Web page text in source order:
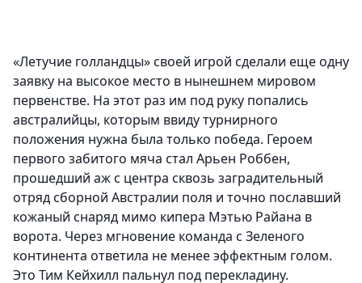
«Летучие голландцы» своей игрой сделали еще одну
заявку на высокое место в нынешнем мировом
первенстве. На этот раз им под руку попались
австралийцы, которым ввиду турнирного
положения нужна была только победа. Героем
первого забитого мяча стал Арьен Роббен,
прошедший аж с центра сквозь заградительный
отряд сборной Австралии поля и точно пославший
кожаный снаряд мимо кипера Мэтью Райана в
ворота. Через мгновение команда с Зеленого
континента ответила не менее эффектным голом.
Это Тим Кейхилл пальнул под перекладину.